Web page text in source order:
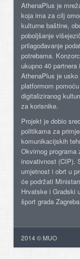
AthenaPlus je
koja ima za cilj
kulturne baštine,
poboljšanje
prilagođavanje
potrebama.
ukupno 40
AthenaPlus je
platformom
digitaliziranog
za korisnike.
Projekt je dobio
politikama za
komunikacijskih
Okvirnog programa
inovativnost (CIP).
umjetnost i obrt u
će podržati
Hrvatske i Gradski
šport grada
2014 © MUO